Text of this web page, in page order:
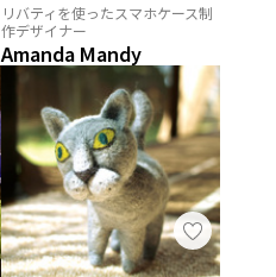
リバティを使ったスマホケース制
作デザイナー
Amanda Mandy